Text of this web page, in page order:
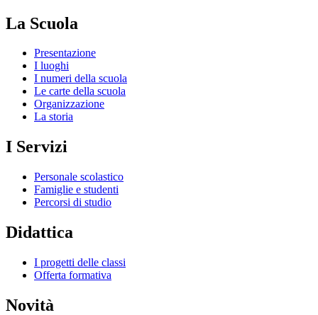
La Scuola
Presentazione
I luoghi
I numeri della scuola
Le carte della scuola
Organizzazione
La storia
I Servizi
Personale scolastico
Famiglie e studenti
Percorsi di studio
Didattica
I progetti delle classi
Offerta formativa
Novità